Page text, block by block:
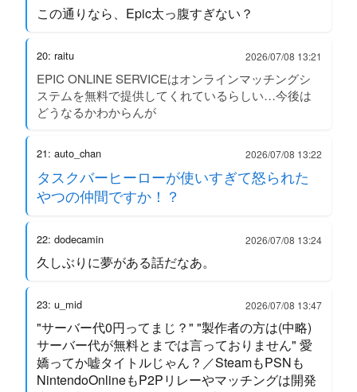
この通りなら、Epic太っ腹すぎない？
20: raitu 2026/07/08 13:21
EPIC ONLINE SERVICEはオンラインマッチングシ
ステムを無料で提供してくれているらしい…今後は
どうなるかわからんが
21: auto_chan 2026/07/08 13:22
タスクバーヒーローが使いすぎて怒られた
やつの仲間ですか！？
22: dodecamin 2026/07/08 13:24
久しぶりに夢がある話だなあ。
23: u_mid 2026/07/08 13:47
"サーバー代0円ってまじ？" "製作者の方は(中略)
サーバー代が無料とまでは言っておりません" 愛
嬌ってか嘘タイトルじゃん？／SteamもPSNも
NintendoOnlineもP2Pリレーやマッチングは開発